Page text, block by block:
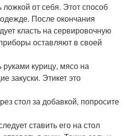
от себя. Этот способ
После окончания
класть на сервировочную
оставляют в своей
курицу, мясо на
закуски. Этикет это
стол за добавкой, попросите
ставить его на стол